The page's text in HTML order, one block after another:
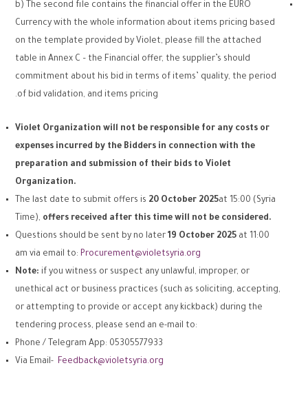
b) The second fıle contains the financial offer in the EURO
Currency with the whole information about items pricing based
on the template provided by Violet, please fill the attached
table in Annex C – the Financial offer, the supplier’s should
commitment about his bid in terms of items’ quality, the period
of bid validation, and items pricing.
Violet Organization will not be responsible for any costs or
expenses incurred by the Bidders in connection with the
preparation and submission of their bids to Violet
Organization.
The last date to submit offers is 20 October 2025at 15:00 (Syria
Time), offers received after this time will not be considered.
Questions should be sent by no later 19 October 2025 at 11:00
am via email to: Procurement@violetsyria.org
Note: if you witness or suspect any unlawful, improper, or
unethical act or business practices (such as soliciting, accepting,
or attempting to provide or accept any kickback) during the
tendering process, please send an e-mail to:
Phone / Telegram App: 05305577933
Via Email- Feedback@violetsyria.org